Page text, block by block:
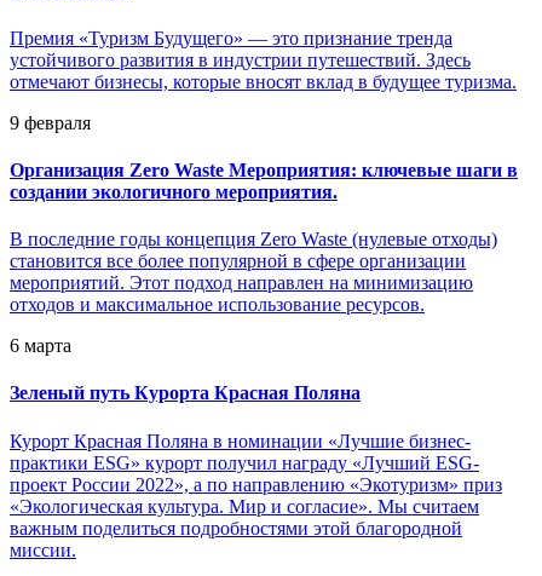
Премия «Туризм Будущего» — это признание тренда
устойчивого развития в индустрии путешествий. Здесь
отмечают бизнесы, которые вносят вклад в будущее туризма.
9 февраля
Организация Zero Waste Мероприятия: ключевые шаги в
создании экологичного мероприятия.
В последние годы концепция Zero Waste (нулевые отходы)
становится все более популярной в сфере организации
мероприятий. Этот подход направлен на минимизацию
отходов и максимальное использование ресурсов.
6 марта
Зеленый путь Курорта Красная Поляна
Курорт Красная Поляна в номинации «Лучшие бизнес-
практики ESG» курорт получил награду «Лучший ESG-
проект России 2022», а по направлению «Экотуризм» приз
«Экологическая культура. Мир и согласие». Мы считаем
важным поделиться подробностями этой благородной
миссии.